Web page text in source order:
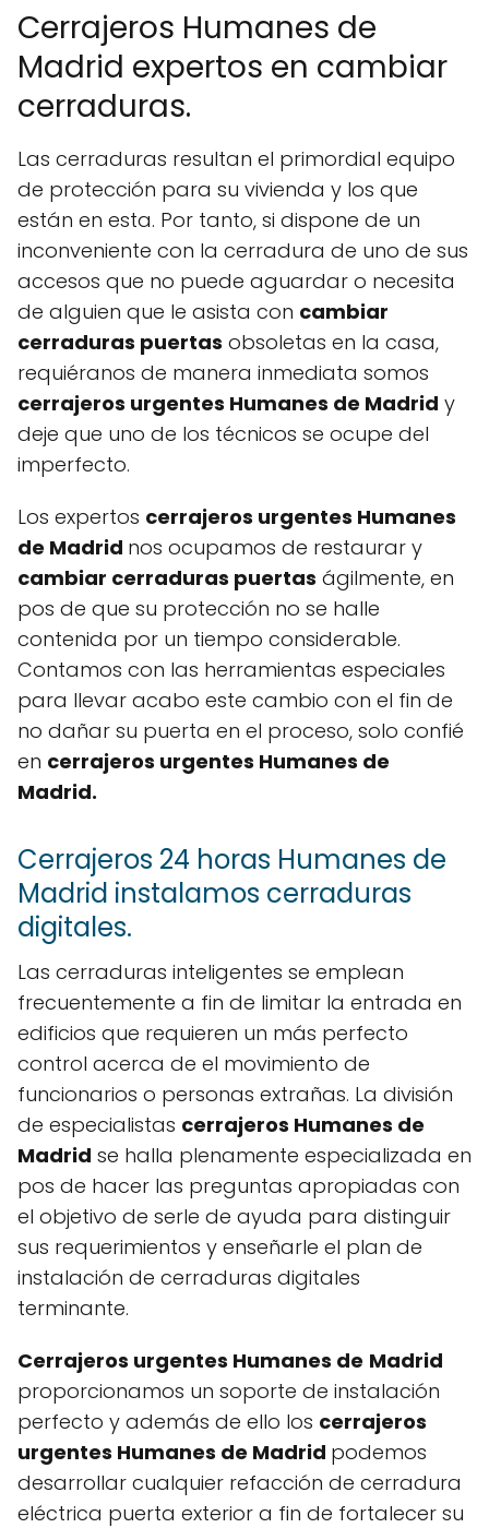
Cerrajeros Humanes de
Madrid expertos en cambiar
cerraduras.
Las cerraduras resultan el primordial equipo
de protección para su vivienda y los que
están en esta. Por tanto, si dispone de un
inconveniente con la cerradura de uno de sus
accesos que no puede aguardar o necesita
de alguien que le asista con cambiar
cerraduras puertas obsoletas en la casa,
requiéranos de manera inmediata somos
cerrajeros urgentes Humanes de Madrid y
deje que uno de los técnicos se ocupe del
imperfecto.
Los expertos cerrajeros urgentes Humanes
de Madrid nos ocupamos de restaurar y
cambiar cerraduras puertas ágilmente, en
pos de que su protección no se halle
contenida por un tiempo considerable.
Contamos con las herramientas especiales
para llevar acabo este cambio con el fin de
no dañar su puerta en el proceso, solo confié
en cerrajeros urgentes Humanes de
Madrid.
Cerrajeros 24 horas Humanes de
Madrid instalamos cerraduras
digitales.
Las cerraduras inteligentes se emplean
frecuentemente a fin de limitar la entrada en
edificios que requieren un más perfecto
control acerca de el movimiento de
funcionarios o personas extrañas. La división
de especialistas cerrajeros Humanes de
Madrid se halla plenamente especializada en
pos de hacer las preguntas apropiadas con
el objetivo de serle de ayuda para distinguir
sus requerimientos y enseñarle el plan de
instalación de cerraduras digitales
terminante.
Cerrajeros urgentes Humanes de Madrid
proporcionamos un soporte de instalación
perfecto y además de ello los cerrajeros
urgentes Humanes de Madrid podemos
desarrollar cualquier refacción de cerradura
eléctrica puerta exterior a fin de fortalecer su